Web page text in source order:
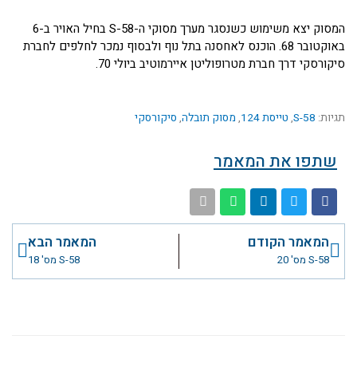
המסוק יצא משימוש כשנסגר מערך מסוקי ה-S-58 בחיל האויר ב-6
באוקטובר 68. הוכנס לאחסנה בתל נוף ולבסוף נמכר לחלפים לחברת
סיקורסקי דרך חברת מטרופוליטן איירמוטיב ביולי 70.
תגיות: S-58
, טייסת 124 , מסוק תובלה, סיקורסקי
שתפו את המאמר
קודם
המאמר הקודם
S-58 מס' 20
המאמר הבא
S-58 מס' 18